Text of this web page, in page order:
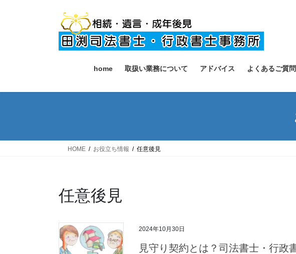
home 取扱い業務について アドバイス よくあるご質問
HOME お役立ち情報 任意後見
任意後見
2024年10月30日
見守り契約とは？司法書士・行政